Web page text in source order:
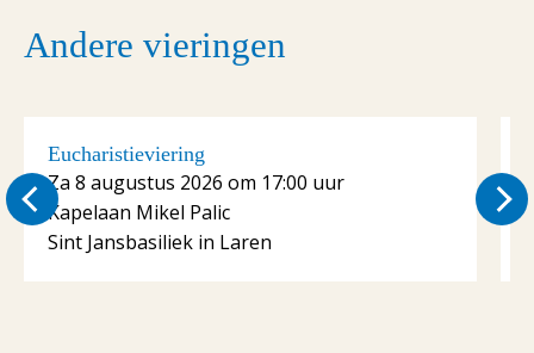
Andere vieringen
Eucharistieviering
Za 8 augustus 2026 om 17:00 uur
Kapelaan Mikel Palic
Sint Jansbasiliek in Laren